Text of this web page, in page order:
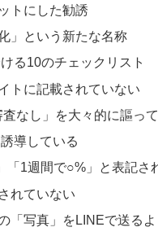
トにした勧誘
」という新たな名称
る10のチェックリスト
トに記載されていない
なし」を大々的に謳っ
導している
1週間で○%」と表記さ
れていない
「写真」をLINEで送る